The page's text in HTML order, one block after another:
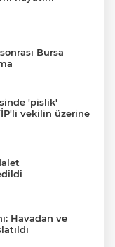
Bursa
'pislik'
vekilin üzerine
Havadan ve